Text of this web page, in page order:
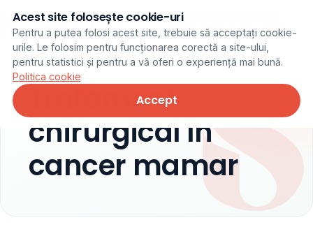
Programare online
Tratament
chirurgical în
cancer mamar
Acest site folosește cookie-uri
Pentru a putea folosi acest site, trebuie să acceptați cookie-
urile. Le folosim pentru funcționarea corectă a site-ului,
pentru statistici și pentru a vă oferi o experiență mai bună.
Politica cookie
Accept